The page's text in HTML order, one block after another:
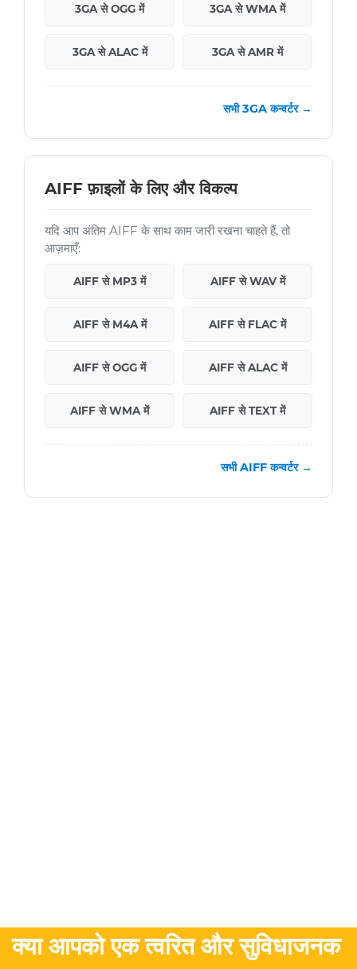
3GA से OGG में 3GA से WMA में
3GA से ALAC में 3GA से AMR में
सभी 3GA कन्वर्टर →
AIFF फ़ाइलों के लिए और विकल्प
यदि आप अंतिम AIFF के साथ काम जारी रखना चाहते हैं, तो
आज़माएँ:
AIFF से MP3 में AIFF से WAV में
AIFF से M4A में AIFF से FLAC में
AIFF से OGG में AIFF से ALAC में
AIFF से WMA में AIFF से TEXT में
सभी AIFF कन्वर्टर →
क्या आपको एक त्वरित और सुविधाजनक